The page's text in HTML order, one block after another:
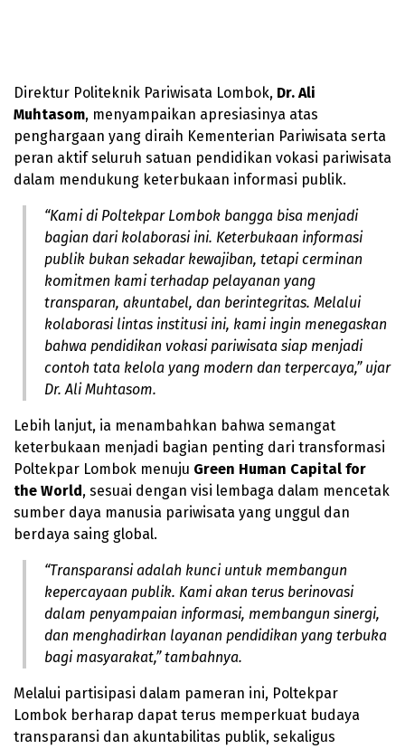
Direktur Politeknik Pariwisata Lombok, Dr. Ali
Muhtasom, menyampaikan apresiasinya atas
penghargaan yang diraih Kementerian Pariwisata serta
peran aktif seluruh satuan pendidikan vokasi pariwisata
dalam mendukung keterbukaan informasi publik.
“Kami di Poltekpar Lombok bangga bisa menjadi
bagian dari kolaborasi ini. Keterbukaan informasi
publik bukan sekadar kewajiban, tetapi cerminan
komitmen kami terhadap pelayanan yang
transparan, akuntabel, dan berintegritas. Melalui
kolaborasi lintas institusi ini, kami ingin menegaskan
bahwa pendidikan vokasi pariwisata siap menjadi
contoh tata kelola yang modern dan terpercaya,” ujar
Dr. Ali Muhtasom.
Lebih lanjut, ia menambahkan bahwa semangat
keterbukaan menjadi bagian penting dari transformasi
Poltekpar Lombok menuju Green Human Capital for
the World , sesuai dengan visi lembaga dalam mencetak
sumber daya manusia pariwisata yang unggul dan
berdaya saing global.
“Transparansi adalah kunci untuk membangun
kepercayaan publik. Kami akan terus berinovasi
dalam penyampaian informasi, membangun sinergi,
dan menghadirkan layanan pendidikan yang terbuka
bagi masyarakat,” tambahnya.
Melalui partisipasi dalam pameran ini, Poltekpar
Lombok berharap dapat terus memperkuat budaya
transparansi dan akuntabilitas publik, sekaligus